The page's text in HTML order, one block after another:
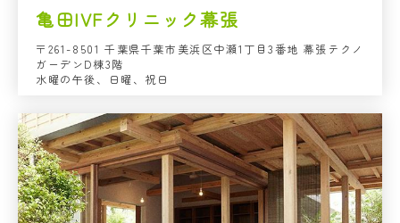
亀田IVFクリニック幕張
〒261-8501 千葉県千葉市美浜区中瀬1丁目3番地 幕張テクノ
ガーデンD棟3階
水曜の午後、日曜、祝日